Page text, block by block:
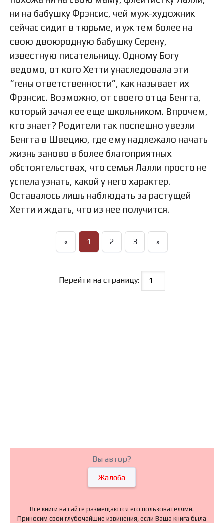
ни на бабушку Фрэнсис, чей муж-художник
сейчас сидит в тюрьме, и уж тем более на
свою двоюродную бабушку Серену,
известную писательницу. Одному Богу
ведомо, от кого Хетти унаследовала эти
“гены ответственности”, как называет их
Фрэнсис. Возможно, от своего отца Бенгта,
который зачал ее еще школьником. Впрочем,
кто знает? Родители так поспешно увезли
Бенгта в Швецию, где ему надлежало начать
жизнь заново в более благоприятных
обстоятельствах, что семья Лалли просто не
успела узнать, какой у него характер.
Оставалось лишь наблюдать за растущей
Хетти и ждать, что из нее получится.
« 1 2 3 »
Перейти на страницу:
Вы автор?
Жалоба
Все книги на сайте размещаются его пользователями.
Приносим свои глубочайшие извинения, если Ваша книга была